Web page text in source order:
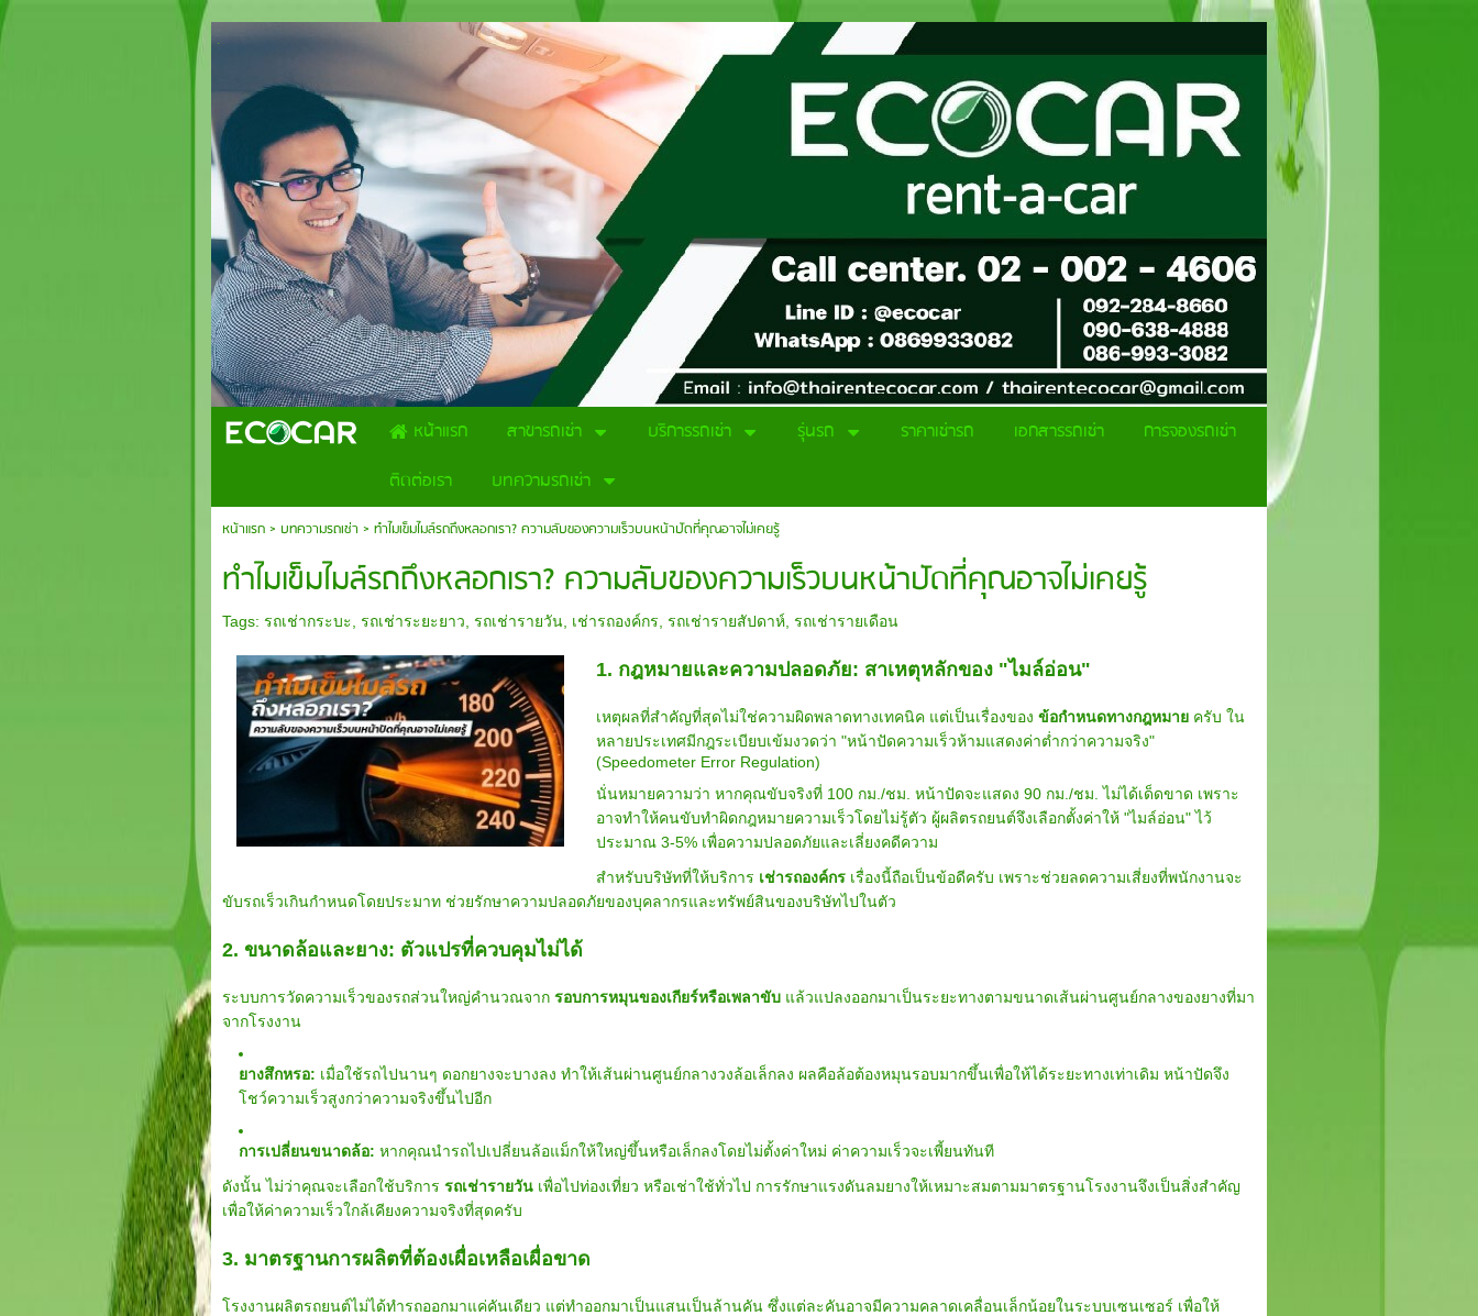
.
หน้าแรก สาขารถเช่า บริการรถเช่า รุ่นรถ ราคาเช่ารถ เอกสารรถเช่า
การจองรถเช่า
ติดต่อเรา
บทความรถเช่า
หน้าแรก> บทความรถเช่า > ทำไมเข็มไมล์รถถึงหลอกเรา? ความลับของความเร็วบนหน้าปัดที่คุณอาจไม่เคยรู้
ทำไมเข็มไมล์รถถึงหลอกเรา? ความลับของความเร็วบนหน้าปัดที่คุณอาจไม่เคยรู้
Tags: รถเช่ากระบะ รถเช่าระยะยาว รถเช่ารายวัน เช่ารถองค์กร รถเช่ารายสัปดาห์ รถเช่ารายเดือน
1. กฎหมายและความปลอดภัย: สาเหตุหลักของ "ไมล์อ่อน"
เหตุผลที่สำคัญที่สุดไม่ใช่ความผิดพลาดทางเทคนิค แต่เป็นเรื่องของข้อกำหนดทางกฎหมาย ครับ ใน
หลายประเทศมีกฎระเบียบเข้มงวดว่า "หน้าปัดความเร็วห้ามแสดงค่าต่ำกว่าความจริง"
(Speedometer Error Regulation)
นั่นหมายความว่า หากคุณขับจริงที่ 100 กม./ชม. หน้าปัดจะแสดง 90 กม./ชม. ไม่ได้เด็ดขาด เพราะ
อาจทำให้คนขับทำผิดกฎหมายความเร็วโดยไม่รู้ตัว ผู้ผลิตรถยนต์จึงเลือกตั้งค่าให้ "ไมล์อ่อน" ไว้
ประมาณ 3-5% เพื่อความปลอดภัยและเลี่ยงคดีความ
สำหรับบริษัทที่ให้บริการ เช่ารถองค์กร เรื่องนี้ถือเป็นข้อดีครับ เพราะช่วยลดความเสี่ยงที่พนักงานจะ
ขับรถเร็วเกินกำหนดโดยประมาท ช่วยรักษาความปลอดภัยของบุคลากรและทรัพย์สินของบริษัทไปในตัว
2. ขนาดล้อและยาง: ตัวแปรที่ควบคุมไม่ได้
ระบบการวัดความเร็วของรถส่วนใหญ่คำนวณจากรอบการหมุนของเกียร์หรือเพลาขับ แล้วแปลงออกมาเป็นระยะทางตามขนาดเส้นผ่านศูนย์กลางของยางที่มา
จากโรงงาน
ยางสึกหรอ: เมื่อใช้รถไปนานๆ ดอกยางจะบางลง ทำให้เส้นผ่านศูนย์กลางวงล้อเล็กลง ผลคือล้อต้องหมุนรอบมากขึ้นเพื่อให้ได้ระยะทางเท่าเดิม หน้าปัดจึง
โชว์ความเร็วสูงกว่าความจริงขึ้นไปอีก
การเปลี่ยนขนาดล้อ: หากคุณนำรถไปเปลี่ยนล้อแม็กให้ใหญ่ขึ้นหรือเล็กลงโดยไม่ตั้งค่าใหม่ ค่าความเร็วจะเพี้ยนทันที
ดังนั้น ไม่ว่าคุณจะเลือกใช้บริการรถเช่ารายวัน เพื่อไปท่องเที่ยว หรือเช่าใช้ทั่วไป การรักษาแรงดันลมยางให้เหมาะสมตามมาตรฐานโรงงานจึงเป็นสิ่งสำคัญ
เพื่อให้ค่าความเร็วใกล้เคียงความจริงที่สุดครับ
3. มาตรฐานการผลิตที่ต้องเผื่อเหลือเผื่อขาด
โรงงานผลิตรถยนต์ไม่ได้ทำรถออกมาแค่คันเดียว แต่ทำออกมาเป็นแสนเป็นล้านคัน ซึ่งแต่ละคันอาจมีความคลาดเคลื่อนเล็กน้อยในระบบเซนเซอร์ เพื่อให้